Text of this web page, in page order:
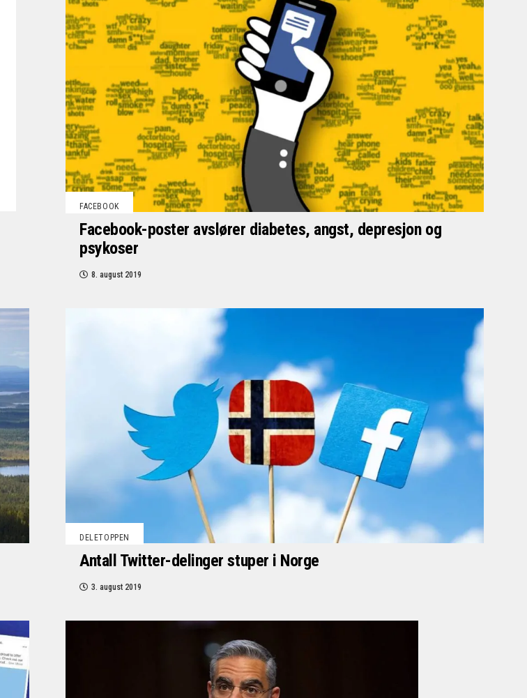
FACEBOOK
Facebook-poster avslører diabetes, angst, depresjon og
psykoser
8. august 2019
DELETOPPEN
Antall Twitter-delinger stuper i Norge
3. august 2019